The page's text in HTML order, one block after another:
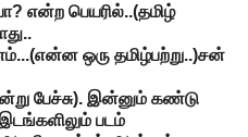
என்ற பெயரில்..(தமிழ்
ஒரு தமிழ்பற்று..)சன்
பேச்சு). இன்னும் கண்டு
படம்